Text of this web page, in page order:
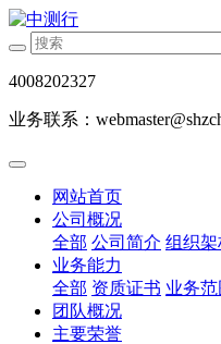
4008202327
业务联系：
网站首页
公司概况
全部 公司简介 组织架
业务能力
全部 资质证书 业务范
团队概况
主要荣誉